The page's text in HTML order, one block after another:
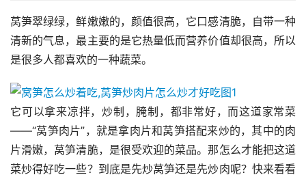
莴笋翠绿绿，鲜嫩嫩的，颜值很高，它口感清脆，自带一种
清新的气息，最主要的是它热量低而营养价值却很高，所以
是很多人都喜欢的一种蔬菜。
它可以拿来凉拌，炒制，腌制，都非常好，而这道家常菜
——“莴笋肉片”，就是拿肉片和莴笋搭配来炒的，其中的肉
片滑嫩，莴笋清脆，是很受欢迎的菜品。那怎么才能把这道
菜炒得好吃一些？到底是先炒莴笋还是先炒肉呢？快来看看